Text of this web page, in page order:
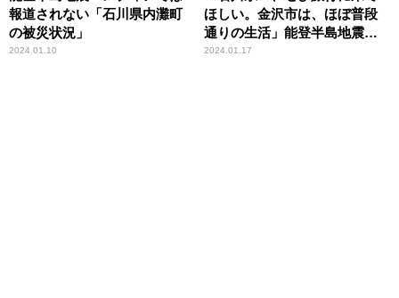
報道されない「石川県内灘町
の被災状況」
2024.01.10
ほしい。金沢市は、ほぼ普段
通りの生活」能登半島地震取
材の地元局アナが呼びかけ
2024.01.17